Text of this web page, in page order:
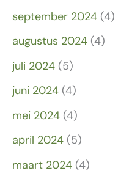
september 2024 (4)
augustus 2024 (4)
juli 2024 (5)
juni 2024 (4)
mei 2024 (4)
april 2024 (5)
maart 2024 (4)